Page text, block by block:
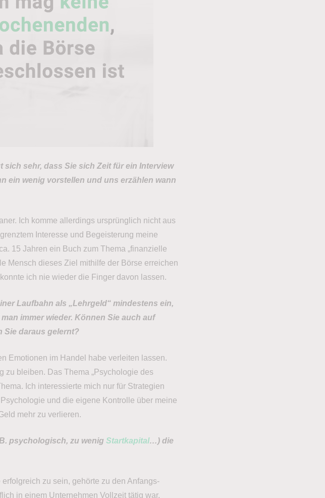
sich sehr, dass Sie sich Zeit für ein Interview
ein wenig vorstellen und uns erzählen wann
Ich komme allerdings ursprünglich nicht aus
Interesse und Begeisterung meine
15 Jahren ein Buch zum Thema „finanzielle
Mensch dieses Ziel mithilfe der Börse erreichen
ich nie wieder die Finger davon lassen.
Laufbahn als „Lehrgeld“ mindestens ein,
immer wieder. Können Sie auch auf
Sie daraus gelernt?
Emotionen im Handel habe verleiten lassen.
zu bleiben. Das Thema „Psychologie des
Ich interessierte mich nur für Strategien
und die eigene Kontrolle über meine
mehr zu verlieren.
psychologisch, zu wenig Startkapital…) die
zu sein, gehörte zu den Anfangs-
in einem Unternehmen Vollzeit tätig war,